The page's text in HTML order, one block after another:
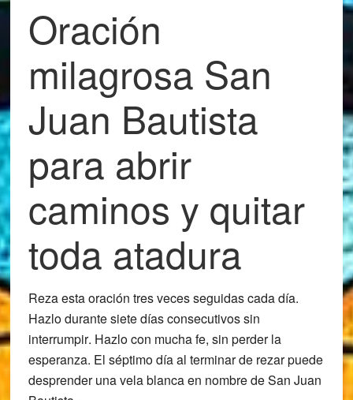
Oración
milagrosa San
Juan Bautista
para abrir
caminos y quitar
toda atadura
Reza esta oración tres veces seguidas cada día.
Hazlo durantesiete días consecutivos sin
interrumpir. Hazlo con mucha fe, sin perder la
esperanza. El séptimo día al terminar de rezar puede
desprender una vela blanca en nombre de San Juan